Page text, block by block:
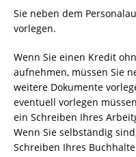
Sie neben dem
vorlegen.
Wenn Sie einen Kredit
aufnehmen, müssen Sie
weitere Dokumente
eventuell vorlegen
ein Schreiben Ihres
Wenn Sie selbständig
Schreiben Ihres